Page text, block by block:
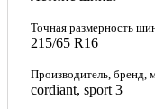
Точная размерность
215/65 R16
Производитель, бренд,
cordiant, sport 3